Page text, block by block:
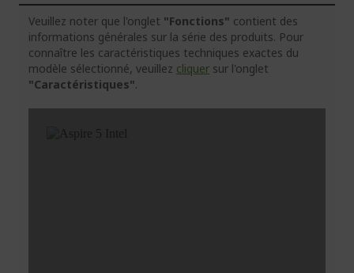
Veuillez noter que l'onglet "Fonctions" contient des
informations générales sur la série des produits. Pour
connaître les caractéristiques techniques exactes du
modèle sélectionné, veuillez cliquer sur l'onglet
"Caractéristiques".